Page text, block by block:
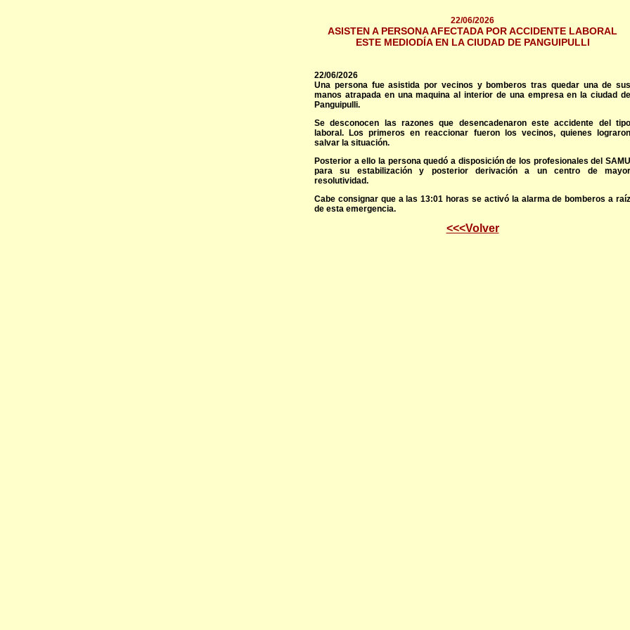
22/06/2026
ASISTEN A PERSONA AFECTADA POR ACCIDENTE LABORAL
ESTE MEDIODÍA EN LA CIUDAD DE PANGUIPULLI
22/06/2026
Una persona fue asistida por vecinos y bomberos tras quedar una de sus
manos atrapada en una maquina al interior de una empresa en la ciudad de
Panguipulli.
Se desconocen las razones que desencadenaron este accidente del tipo
laboral. Los primeros en reaccionar fueron los vecinos, quienes lograron
salvar la situación.
Posterior a ello la persona quedó a disposición de los profesionales del SAMU
para su estabilización y posterior derivación a un centro de mayor
resolutividad.
Cabe consignar que a las 13:01 horas se activó la alarma de bomberos a raíz
de esta emergencia.
<<<Volver